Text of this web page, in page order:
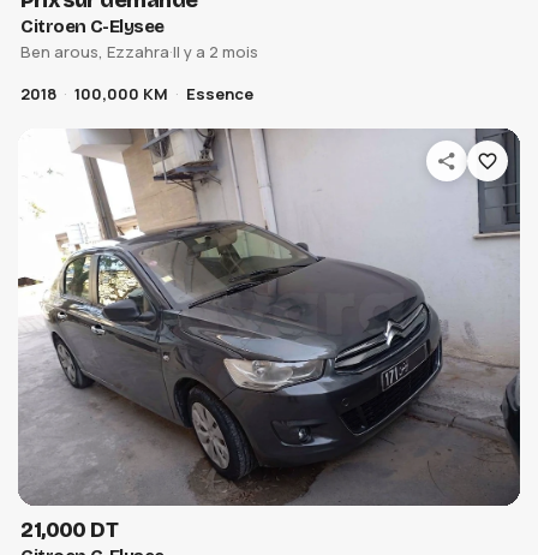
Citroen C-Elysee
Ben arous, Ezzahra·Il y a 2 mois
2018
100,000 KM Essence
21,000 DT